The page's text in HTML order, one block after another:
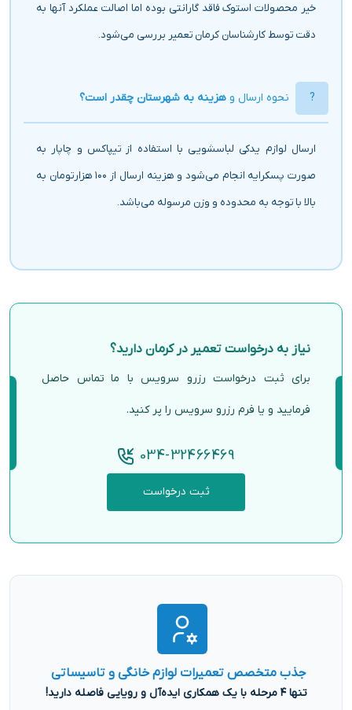
خیر محصولات استوک فاقد گارانتی بوده اما اصالت عملکرد آنها به
دقت توسط کارشناسان کرمان تعمیر بررسی می‌شود.
نحوه ارسال و هزینه به شهرستان چقدر است؟
ارسال لوازم یدکی لباسشویی با استفاده از تیپاکس و چاپار به
صورت پسکرایه انجام می‌شود و هزینه ارسال از ۱۰۰ هزارتومان به
بالا با توجه به محدوده و وزن مرسوله می‌باشد.
نیاز به درخواست تعمیر در کرمان دارید؟
برای ثبت درخواست رزرو سرویس با ما تماس حاصل
فرمایید و یا فرم رزرو سرویس را پر کنید.
034-32466469
ثبت درخواست
جذب متخصص تعمیرات لوازم خانگی و تاسیساتی
تنها ۴ مرحله با یک همکاری ایده‌آل و رویایی فاصله دارید!